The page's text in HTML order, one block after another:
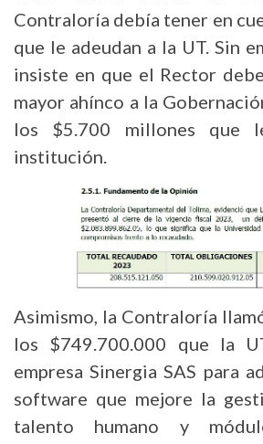
Contraloría debía tener en
que le adeudan a la UT. Sin
insiste en que el Rector
mayor ahínco a la
los $5.700 millones que
institución.
Asimismo, la Contraloría
los $749.700.000 que la
empresa Sinergia SAS para
software que mejore la
talento humano y